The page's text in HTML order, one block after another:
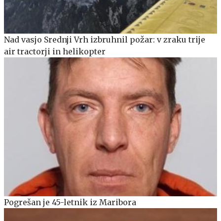
Nad vasjo Srednji Vrh izbruhnil požar: v zraku trije
air tractorji in helikopter
Pogrešan je 45-letnik iz Maribora